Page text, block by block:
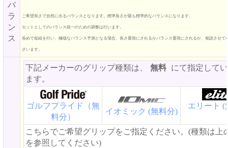
バ
ラ
ン
ス
ご希望長さで自然に出るバランスとなります。標準長さが最も標準的なバランスになります。
セットとしてのバランス統一のための調整は行います。
長めで仮組を行い、極端なバランス予測となる場合、長さ重視にされるかバランス重視にされるか、相談させて
ざいます。
下記メーカーのグリップ種類は、 無料 にて指定して
ます。
ゴルフプライド（無
料分）
イオミック (無料分)
エリート (
こちらでご希望グリップをご指定ください。(種類は上
を参照してください)